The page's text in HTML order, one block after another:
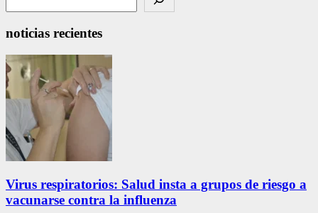
noticias recientes
Virus respiratorios: Salud insta a grupos de riesgo a
vacunarse contra la influenza